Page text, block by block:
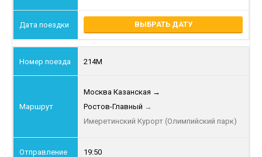
ВЫБРАТЬ ДАТУ
214М
Москва Казанская →
Ростов-Главный →
Имеретинский Курорт (Олимпийский парк)
19:50